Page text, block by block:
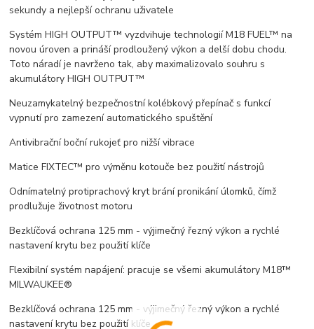
sekundy a nejlepší ochranu uživatele
Systém HIGH OUTPUT™ vyzdvihuje technologií M18 FUEL™ na
novou úroven a prináší prodloužený výkon a delší dobu chodu.
Toto náradí je navrženo tak, aby maximalizovalo souhru s
akumulátory HIGH OUTPUT™
Neuzamykatelný bezpečnostní kolébkový přepínač s funkcí
vypnutí pro zamezení automatického spuštění
Antivibrační boční rukojeť pro nižší vibrace
Matice FIXTEC™ pro výměnu kotouče bez použití nástrojů
Odnímatelný protiprachový kryt brání pronikání úlomků, čímž
prodlužuje životnost motoru
Bezklíčová ochrana 125 mm - výjimečný řezný výkon a rychlé
nastavení krytu bez použití klíče
Flexibilní systém napájení: pracuje se všemi akumulátory M18™
MILWAUKEE®
Bezklíčová ochrana 125 mm - výjimečný řezný výkon a rychlé
nastavení krytu bez použití klíče